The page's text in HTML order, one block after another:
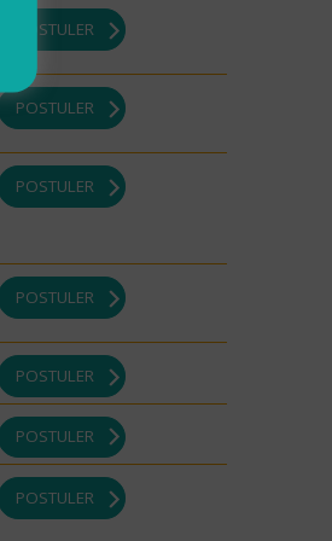
POSTULER
POSTULER
POSTULER
POSTULER
POSTULER
POSTULER
POSTULER